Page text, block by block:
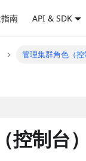
南 API & SDK
管理集群角色（控
控制台）